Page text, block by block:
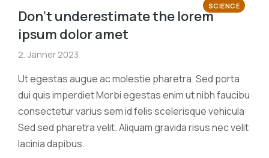
SCIENCE
Don’t underestimate the lorem
ipsum dolor amet
2. Jänner 2023
Ut egestas augue ac molestie pharetra. Sed porta
dui quis imperdiet Morbi egestas enim ut nibh faucibu
consectetur varius sem id felis scelerisque vehicula
Sed sed pharetra velit. Aliquam gravida risus nec velit
lacinia dapibus.